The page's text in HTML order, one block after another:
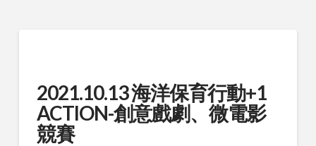
2021.10.13 海洋保育行動+1
ACTION-創意戲劇、微電影
競賽